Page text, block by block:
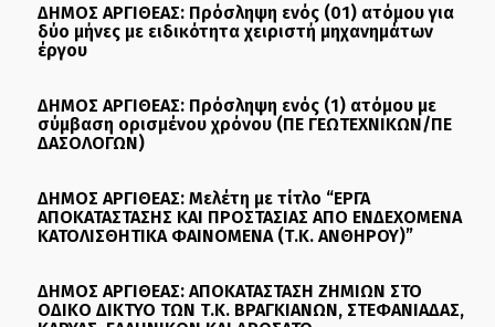
ΔΗΜΟΣ ΑΡΓΙΘΕΑΣ: Πρόσληψη ενός (01) ατόμου για
δύο μήνες με ειδικότητα χειριστή μηχανημάτων
έργου
ΔΗΜΟΣ ΑΡΓΙΘΕΑΣ: Πρόσληψη ενός (1) ατόμου με
σύμβαση ορισμένου χρόνου (ΠΕ ΓΕΩΤΕΧΝΙΚΩΝ/ΠΕ
ΔΑΣΟΛΟΓΩΝ)
ΔΗΜΟΣ ΑΡΓΙΘΕΑΣ: Μελέτη με τίτλο “ΕΡΓΑ
ΑΠΟΚΑΤΑΣΤΑΣΗΣ ΚΑΙ ΠΡΟΣΤΑΣΙΑΣ ΑΠΟ ΕΝΔΕΧΟΜΕΝΑ
ΚΑΤΟΛΙΣΘΗΤΙΚΑ ΦΑΙΝΟΜΕΝΑ (Τ.Κ. ΑΝΘΗΡΟΥ)”
ΔΗΜΟΣ ΑΡΓΙΘΕΑΣ: ΑΠΟΚΑΤΑΣΤΑΣΗ ΖΗΜΙΩΝ ΣΤΟ
ΟΔΙΚΟ ΔΙΚΤΥΟ ΤΩΝ Τ.Κ. ΒΡΑΓΚΙΑΝΩΝ, ΣΤΕΦΑΝΙΑΔΑΣ,